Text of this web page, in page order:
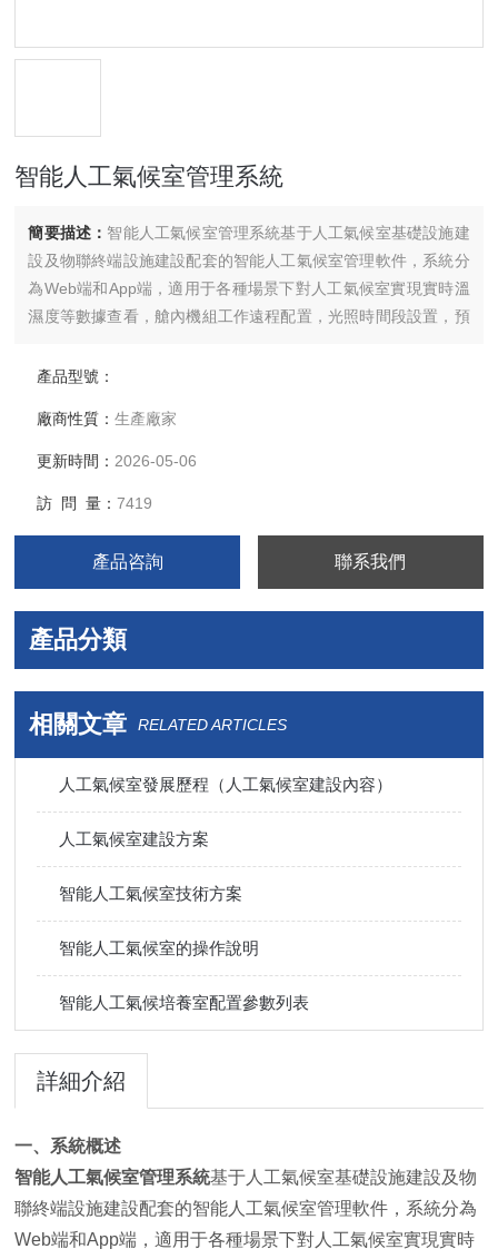
智能人工氣候室管理系統
簡要描述： 智能人工氣候室管理系統基于人工氣候室基礎設施建
設及物聯終端設施建設配套的智能人工氣候室管理軟件，系統分
為Web端和App端，適用于各種場景下對人工氣候室實現實時溫
濕度等數據查看，艙內機組工作遠程配置，光照時間段設置，預
產品型號：
廠商性質：生產廠家
更新時間： 2026-05-06
訪 問 量：7419
產品咨詢 聯系我們
產品分類
相關文章 RELATED ARTICLES
人工氣候室發展歷程（人工氣候室建設內容）
人工氣候室建設方案
智能人工氣候室技術方案
智能人工氣候室的操作說明
智能人工氣候培養室配置參數列表
詳細介紹
一、系統概述
智能人工氣候室管理系統基于人工氣候室基礎設施建設及物
聯終端設施建設配套的智能人工氣候室管理軟件，系統分為
Web端和App端，適用于各種場景下對人工氣候室實現實時